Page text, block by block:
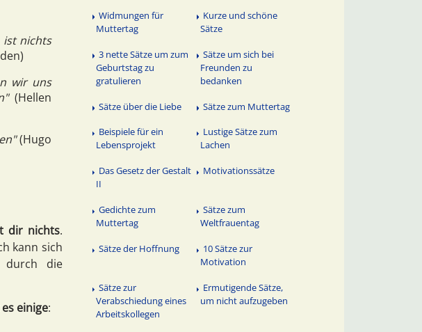
ist nichts
wir uns
(Hellen
(Hugo
dir nichts.
kann sich
durch die
einige:
Widmungen für
Muttertag
Kurze und schöne
Sätze
3 nette Sätze um zum
Geburtstag zu
gratulieren
Sätze um sich bei
Freunden zu
bedanken
Sätze über die Liebe Sätze zum Muttertag
Beispiele für ein
Lebensprojekt
Lustige Sätze zum
Lachen
Das Gesetz der Gestalt
II
Motivationssätze
Gedichte zum
Muttertag
Sätze zum
Weltfrauentag
Sätze der Hoffnung
10 Sätze zur
Motivation
Sätze zur
Verabschiedung eines
Arbeitskollegen
Ermutigende Sätze,
um nicht aufzugeben